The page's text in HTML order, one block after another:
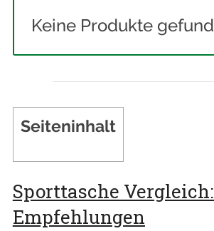
Keine Produkte
Seiteninhalt
Sporttasche
Empfehlungen